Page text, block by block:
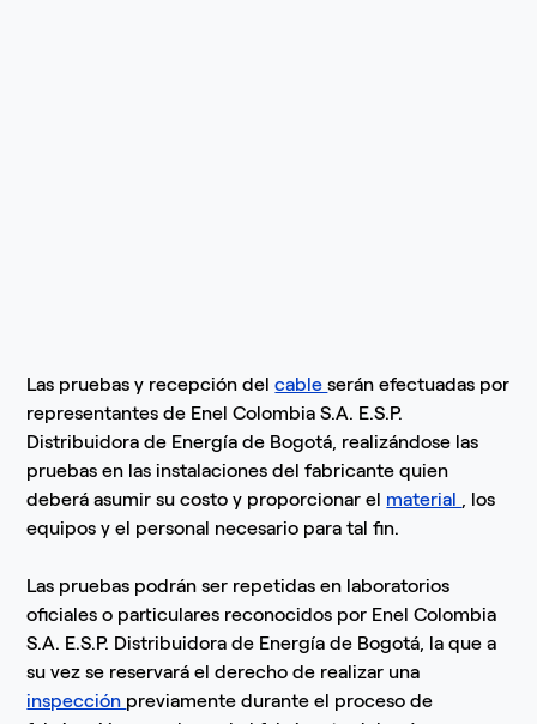
Las pruebas y recepción delcableserán efectuadas por
representantes de Enel Colombia S.A. E.S.P.
Distribuidora de Energía de Bogotá, realizándose las
pruebas en las instalaciones del fabricante quien
deberá asumir su costo y proporcionar el material , los
equipos y el personal necesario para tal fin.
Las pruebas podrán ser repetidas en laboratorios
oficiales o particulares reconocidos por Enel Colombia
S.A. E.S.P. Distribuidora de Energía de Bogotá, la que a
su vez se reservará el derecho de realizar una
inspección previamente durante el proceso de